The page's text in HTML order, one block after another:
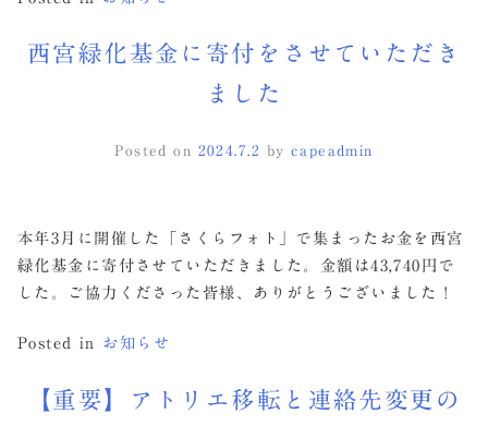
西宮緑化基金に寄付をさせていただき
ました
Posted on 2024.7.2 by capeadmin
本年3月に開催した「さくらフォト」で集まったお金を西宮
緑化基金に寄付させていただきました。金額は43,740円で
した。ご協力くださった皆様、ありがとうございました！
Posted in お知らせ
【重要】アトリエ移転と連絡先変更の